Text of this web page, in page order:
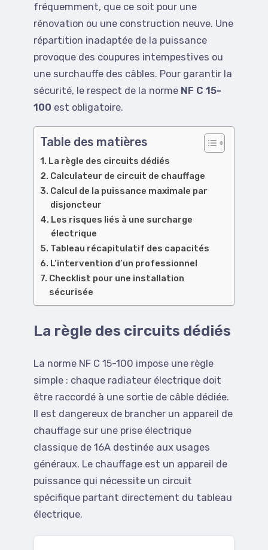
fréquemment, que ce soit pour une
rénovation ou une construction neuve. Une
répartition inadaptée de la puissance
provoque des coupures intempestives ou
une surchauffe des câbles. Pour garantir la
sécurité, le respect de la norme NF C 15-
100 est obligatoire.
Table des matières
La règle des circuits dédiés
Calculateur de circuit de chauffage
Calcul de la puissance maximale par
disjoncteur
Les risques liés à une surcharge
électrique
Tableau récapitulatif des capacités
L’intervention d’un professionnel
Checklist pour une installation
sécurisée
La règle des circuits dédiés
La norme NF C 15-100 impose une règle
simple : chaque radiateur électrique doit
être raccordé à une sortie de câble dédiée.
Il est dangereux de brancher un appareil de
chauffage sur une prise électrique
classique de 16A destinée aux usages
généraux. Le chauffage est un appareil de
puissance qui nécessite un circuit
spécifique partant directement du tableau
électrique.